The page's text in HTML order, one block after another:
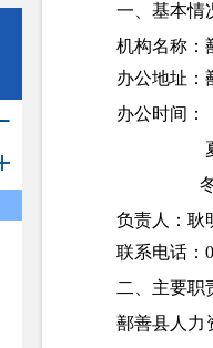
一、基本情
机构名称：
办公地址：
办公时间：
夏季
负责人：耿
联系电话：
二、主要职
鄯善县人力